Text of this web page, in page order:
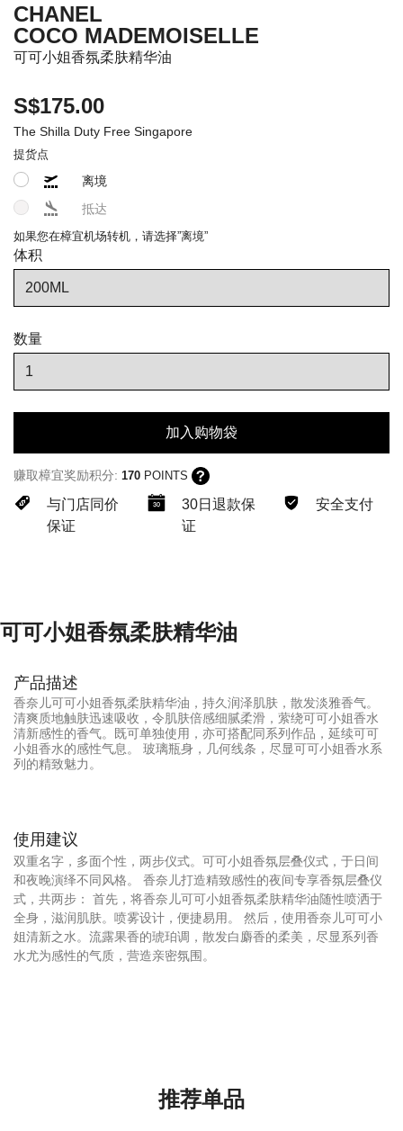
CHANEL
COCO MADEMOISELLE
可可小姐香氛柔肤精华油
S$175.00
The Shilla Duty Free Singapore
提货点
离境
抵达
如果您在樟宜机场转机，请选择”离境”
体积
数量
加入购物袋
赚取樟宜奖励积分: 170 POINTS
与门店同价
保证
30日退款保
证
安全支付
可可小姐香氛柔肤精华油
产品描述
香奈儿可可小姐香氛柔肤精华油，持久润泽肌肤，散发淡雅香气。
清爽质地触肤迅速吸收，令肌肤倍感细腻柔滑，萦绕可可小姐香水
清新感性的香气。既可单独使用，亦可搭配同系列作品，延续可可
小姐香水的感性气息。 玻璃瓶身，几何线条，尽显可可小姐香水系
列的精致魅力。
使用建议
双重名字，多面个性，两步仪式。可可小姐香氛层叠仪式，于日间
和夜晚演绎不同风格。 香奈儿打造精致感性的夜间专享香氛层叠仪
式，共两步： 首先，将香奈儿可可小姐香氛柔肤精华油随性喷洒于
全身，滋润肌肤。喷雾设计，便捷易用。 然后，使用香奈儿可可小
姐清新之水。流露果香的琥珀调，散发白麝香的柔美，尽显系列香
水尤为感性的气质，营造亲密氛围。
推荐单品